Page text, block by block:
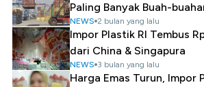
Paling Banyak Buah-
NEWS 2 bulan yang lalu
Impor Plastik RI Tembus
dari China & Singapura
NEWS 3 bulan yang lalu
Harga Emas Turun, Impor